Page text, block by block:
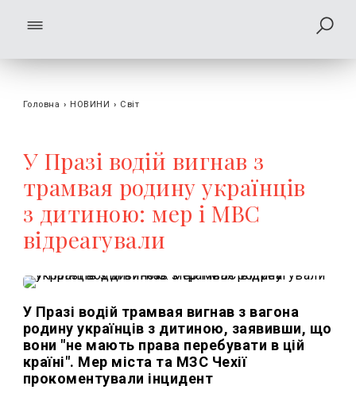
Головна › НОВИНИ › Світ
У Празі водій вигнав з
трамвая родину українців
з дитиною: мер і МВС
відреагували
У Празі водій трамвая вигнав з вагона
родину українців з дитиною, заявивши, що
вони "не мають права перебувати в цій
країні". Мер міста та МЗС Чехії
прокоментували інцидент